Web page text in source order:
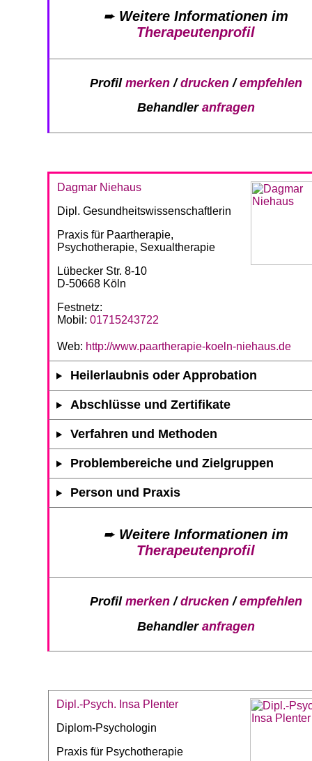
➨ Weitere Informationen im
Therapeutenprofil
Profil merken/drucken/empfehlen
Behandler anfragen
Dagmar Niehaus
Dipl. Gesundheitswissenschaftlerin
Praxis für Paartherapie,
Psychotherapie, Sexualtherapie
Lübecker Str. 8-10
D-50668 Köln
Festnetz:
Mobil: 01715243722
Web: http://www.paartherapie-koeln-niehaus.de
Heilerlaubnis oder Approbation
Abschlüsse und Zertifikate
Verfahren und Methoden
Problembereiche und Zielgruppen
Person und Praxis
➨ Weitere Informationen im
Therapeutenprofil
Profil merken/drucken/empfehlen
Behandler anfragen
Dipl.-Psych. Insa Plenter
Diplom-Psychologin
Praxis für Psychotherapie